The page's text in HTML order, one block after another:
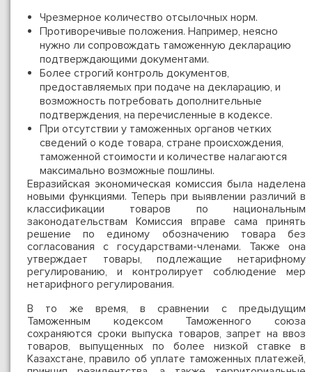
Чрезмерное количество отсылочных норм.
Противоречивые положения. Например, неясно
нужно ли сопровождать таможенную декларацию
подтверждающими документами.
Более строгий контроль документов,
предоставляемых при подаче на декларацию, и
возможность потребовать дополнительные
подтверждения, на перечисленные в кодексе.
При отсутствии у таможенных органов четких
сведений о коде товара, стране происхождения,
таможенной стоимости и количестве налагаются
максимально возможные пошлины.
Евразийская экономическая комиссия была наделена
новыми функциями. Теперь при выявлении различий в
классификации товаров по национальным
законодательствам Комиссия вправе сама принять
решение по единому обозначению товара без
согласования с государствами-членами. Также она
утверждает товары, подлежащие нетарифному
регулированию, и контролирует соблюдение мер
нетарифного регулирования.
В то же время, в сравнении с предыдущим
Таможенным кодексом Таможенного союза
сохраняются сроки выпуска товаров, запрет на ввоз
товаров, выпущенных по более низкой ставке в
Казахстане, правило об уплате таможенных платежей,